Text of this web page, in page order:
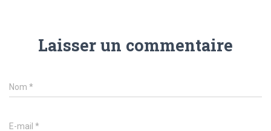
Laisser un commentaire
Nom *
E-mail *